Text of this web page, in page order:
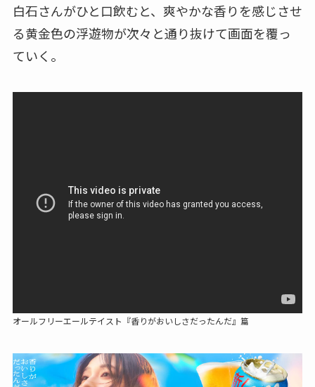
白石さんがひと口飲むと、爽やかな香りを感じさせ
る黄金色の浮遊物が次々と通り抜けて画面を覆っ
ていく。
オールフリーエールテイスト『香りがおいしさだったんだ』篇